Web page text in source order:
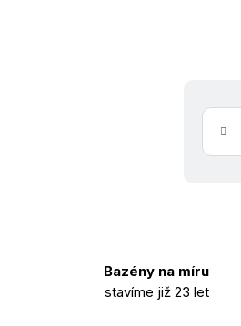
Bazény na míru
stavíme již 23 let